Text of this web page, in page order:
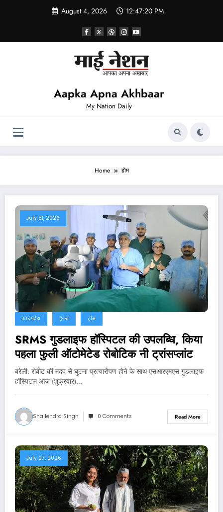
August 4, 2026 12:47:21 PM
Aapka Apna Akhbaar
My Nation Daily
Home होम
July 31, 2026
उत्तर प्रदेश हेल्थ होम
SRMS गुडलाइफ हॉस्पिटल की उपलब्धि, किया
पहला फुली ऑटोमेटेड रोबोटिक नी ट्रांसप्लांट
बरेली: रोबोट की मदद से घुटना प्रत्यारोपण होने के साथ एसआरएमएस गुडलाइफ
हॉस्पिटल आज (शुक्रवार)…
Shailendra Singh 0 Comments Read More
July 27, 2026